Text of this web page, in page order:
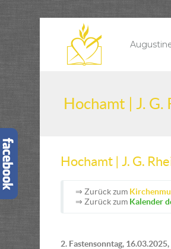
Hochamt | J.
Hochamt | J. G.
⇒ Zurück zum
⇒ Zurück zum Kalender
2. Fastensonntag,